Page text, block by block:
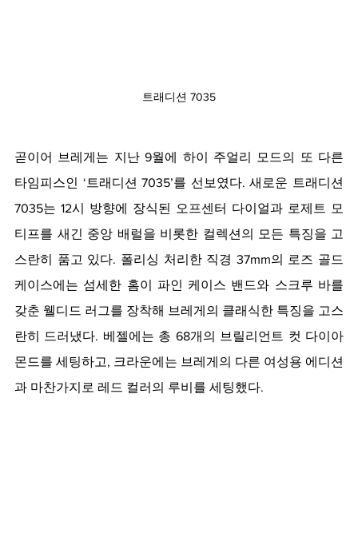
트래디션 7035
곧이어 브레게는 지난 9월에 하이 주얼리 모드의 또 다른
타임피스인 ‘트래디션 7035’를 선보였다. 새로운 트래디션
7035는 12시 방향에 장식된 오프센터 다이얼과 로제트 모
티프를 새긴 중앙 배럴을 비롯한 컬렉션의 모든 특징을 고
스란히 품고 있다. 폴리싱 처리한 직경 37mm의 로즈 골드
케이스에는 섬세한 홈이 파인 케이스 밴드와 스크루 바를
갖춘 웰디드 러그를 장착해 브레게의 클래식한 특징을 고스
란히 드러냈다. 베젤에는 총 68개의 브릴리언트 컷 다이아
몬드를 세팅하고, 크라운에는 브레게의 다른 여성용 에디션
과 마찬가지로 레드 컬러의 루비를 세팅했다.